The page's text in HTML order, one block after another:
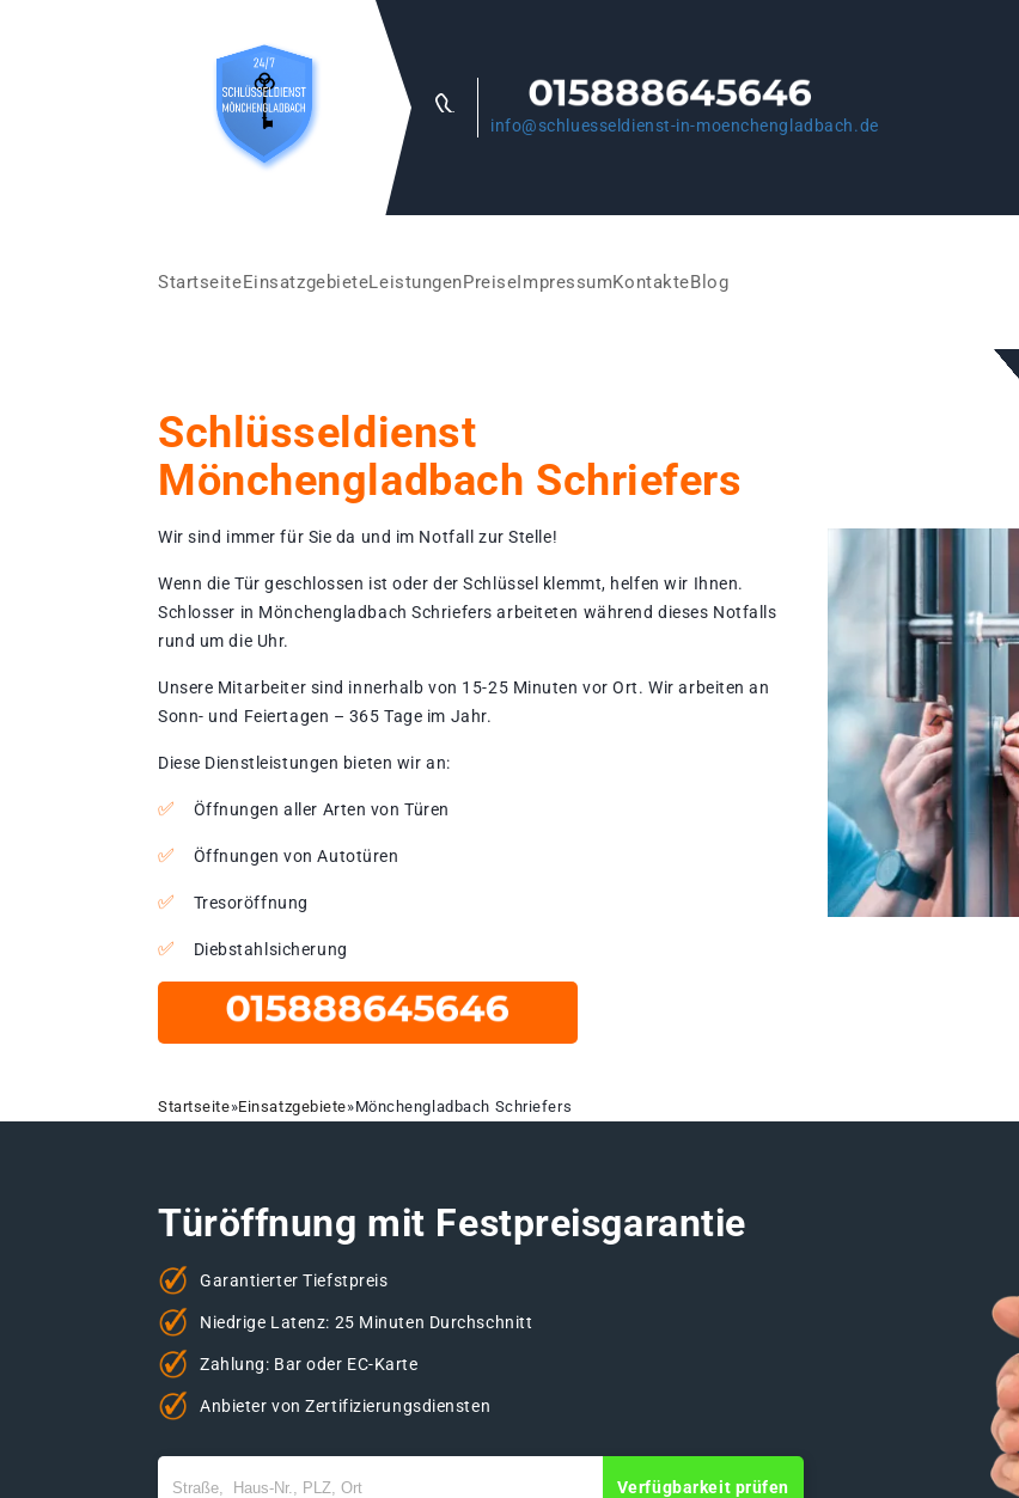
info@schluesseldienst-in-moenchengladbach.de
StartseiteEinsatzgebieteLeistungenPreiseImpressumKontakteBlog
Schlüsseldienst
Mönchengladbach Schriefers
Wir sind immer für Sie da und im Notfall zur Stelle!
Wenn die Tür geschlossen ist oder der Schlüssel klemmt, helfen wir Ihnen.
Schlosser in Mönchengladbach Schriefers arbeiteten während dieses Notfalls
rund um die Uhr.
Unsere Mitarbeiter sind innerhalb von 15-25 Minuten vor Ort. Wir arbeiten an
Sonn- und Feiertagen – 365 Tage im Jahr.
Diese Dienstleistungen bieten wir an:
Öffnungen aller Arten von Türen
Öffnungen von Autotüren
Tresoröffnung
Diebstahlsicherung
Startseite»Einsatzgebiete»Mönchengladbach Schriefers
Türöffnung mit Festpreisgarantie
Garantierter Tiefstpreis
Niedrige Latenz: 25 Minuten Durchschnitt
Zahlung: Bar oder EC-Karte
Anbieter von Zertifizierungsdiensten
Verfügbarkeit prüfen